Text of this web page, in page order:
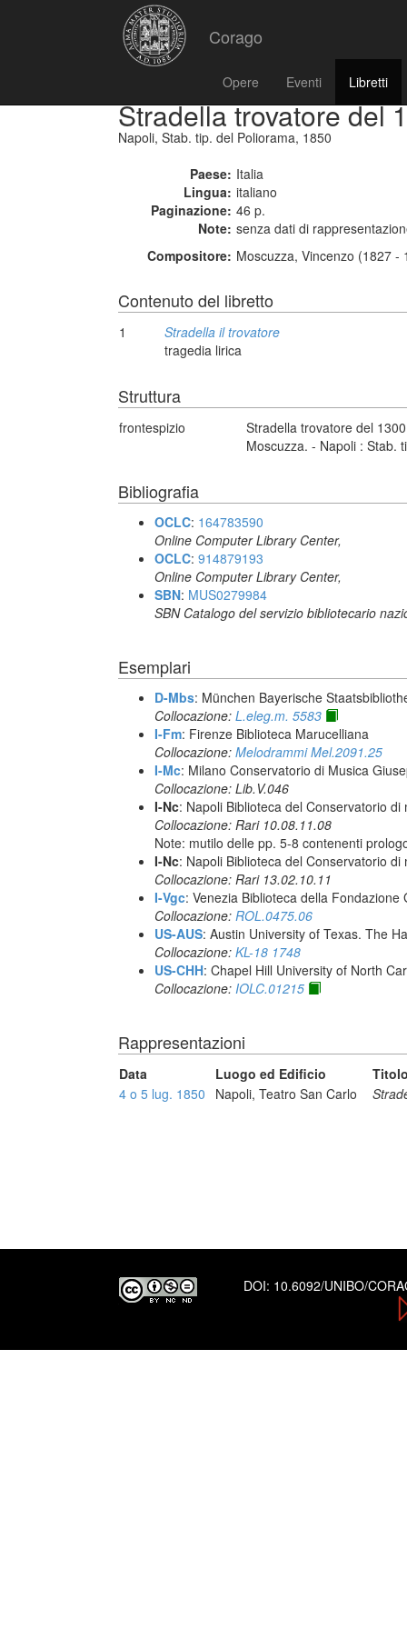
Corago
Opere Eventi Libretti
Stradella trovatore del
Napoli, Stab. tip. del Poliorama, 1850
Paese: Italia
Lingua: italiano
Paginazione: 46 p.
Note: senza dati di
Compositore: Moscuzza, Vincenzo (1827 -
Contenuto del libretto
1
Stradella il trovatore
tragedia lirica
Struttura
frontespizio
Stradella trovatore del
Moscuzza. - Napoli : Stab.
Bibliografia
OCLC: 164783590
Online Computer Library Center,
OCLC: 914879193
Online Computer Library Center,
SBN: MUS0279984
SBN Catalogo del servizio bibliotecario
Esemplari
D-Mbs: München Bayerische
Collocazione: L.eleg.m. 5583
I-Fm: Firenze Biblioteca Marucelliana
Collocazione: Melodrammi Mel.2091.25
I-Mc: Milano Conservatorio di Musica
Collocazione: Lib.V.046
I-Nc: Napoli Biblioteca del Conservatorio
Collocazione: Rari 10.08.11.08
Note: mutilo delle pp. 5-8 contenenti
I-Nc: Napoli Biblioteca del Conservatorio
Collocazione: Rari 13.02.10.11
I-Vgc: Venezia Biblioteca della Fondazione
Collocazione: ROL.0475.06
US-AUS: Austin University of Texas. The
Collocazione: KL-18 1748
US-CHH: Chapel Hill University of North
Collocazione: IOLC.01215
Rappresentazioni
Data Luogo ed Edificio
4 o 5 lug. 1850
Napoli, Teatro San Carlo
DOI: 10.6092/UNIBO/